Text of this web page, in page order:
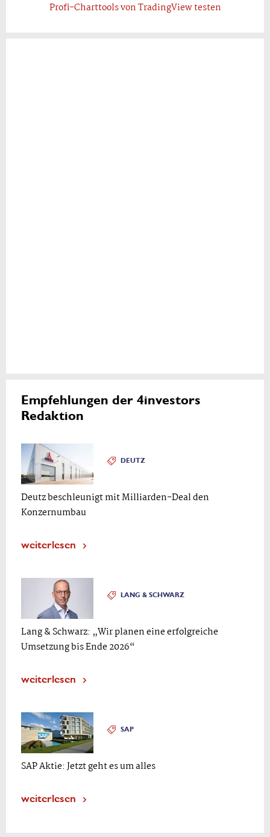
Profi-Charttools von TradingView testen
Empfehlungen der 4investors
Redaktion
DEUTZ
Deutz beschleunigt mit Milliarden-Deal den
Konzernumbau
weiterlesen
LANG & SCHWARZ
Lang & Schwarz: „Wir planen eine erfolgreiche
Umsetzung bis Ende 2026“
weiterlesen
SAP
SAP Aktie: Jetzt geht es um alles
weiterlesen